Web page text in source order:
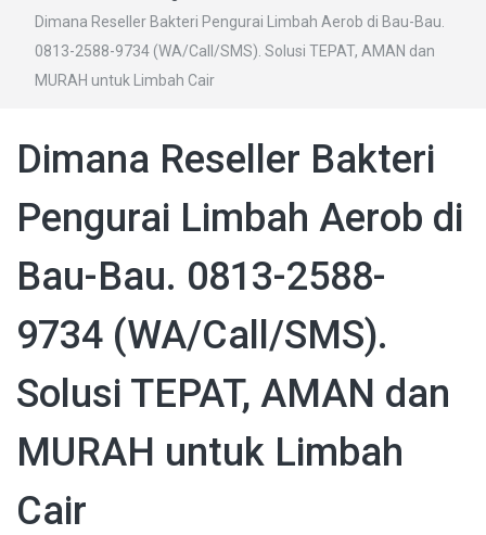
Dimana Reseller Bakteri Pengurai Limbah Aerob di Bau-Bau.
0813-2588-9734 (WA/Call/SMS). Solusi TEPAT, AMAN dan
MURAH untuk Limbah Cair
Dimana Reseller Bakteri
Pengurai Limbah Aerob di
Bau-Bau. 0813-2588-
9734 (WA/Call/SMS).
Solusi TEPAT, AMAN dan
MURAH untuk Limbah
Cair